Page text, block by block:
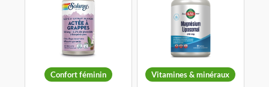
Confort féminin Vitamines & minéraux